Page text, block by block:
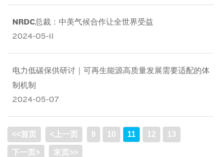
NRDC总裁：中美气候合作让全世界受益
2024-05-11
电力低碳保供研讨｜可再生能源高质量发展需要适配的体
制机制
2024-05-07
<<首页 <上一页 9 10 11 12 13
下一页> 末页>>